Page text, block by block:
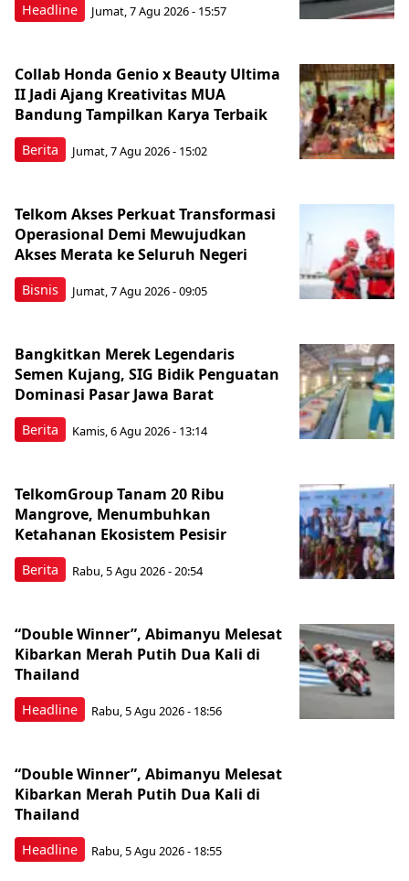
Headline Jumat, 7 Agu 2026 - 15:57
Berita
Collab Honda Genio x Beauty Ultima
II Jadi Ajang Kreativitas MUA
Bandung Tampilkan Karya Terbaik
Jumat, 7 Agu 2026 - 15:02
Bisnis
Telkom Akses Perkuat Transformasi
Operasional Demi Mewujudkan
Akses Merata ke Seluruh Negeri
Jumat, 7 Agu 2026 - 09:05
Berita
Bangkitkan Merek Legendaris
Semen Kujang, SIG Bidik Penguatan
Dominasi Pasar Jawa Barat
Kamis, 6 Agu 2026 - 13:14
Berita
TelkomGroup Tanam 20 Ribu
Mangrove, Menumbuhkan
Ketahanan Ekosistem Pesisir
Rabu, 5 Agu 2026 - 20:54
Headline
“Double Winner”, Abimanyu Melesat
Kibarkan Merah Putih Dua Kali di
Thailand
Rabu, 5 Agu 2026 - 18:56
Headline
“Double Winner”, Abimanyu Melesat
Kibarkan Merah Putih Dua Kali di
Thailand
Rabu, 5 Agu 2026 - 18:55